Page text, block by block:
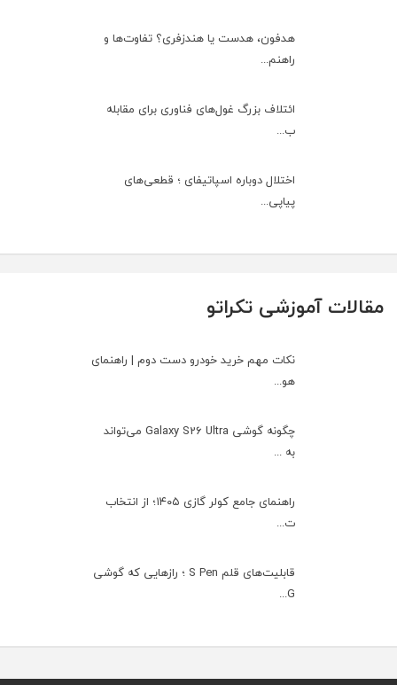
هدفون، هدست یا هندزفری؟ تفاوت‌ها و
راهنم...
ائتلاف بزرگ غول‌های فناوری برای مقابله
ب...
اختلال دوباره اسپاتیفای ؛ قطعی‌های
پیاپی...
مقالات آموزشی تکراتو
نکات مهم خرید خودرو دست دوم | راهنمای
هو...
چگونه گوشی Galaxy S26 Ultra می‌تواند
به ...
راهنمای جامع کولر گازی ۱۴۰۵؛ از انتخاب
ت...
قابلیت‌های قلم S Pen ؛ رازهایی که گوشی
G...